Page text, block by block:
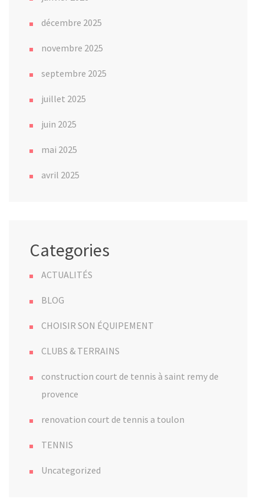
décembre 2025
novembre 2025
septembre 2025
juillet 2025
juin 2025
mai 2025
avril 2025
Categories
ACTUALITÉS
BLOG
CHOISIR SON ÉQUIPEMENT
CLUBS & TERRAINS
construction court de tennis à saint remy de
provence
renovation court de tennis a toulon
TENNIS
Uncategorized